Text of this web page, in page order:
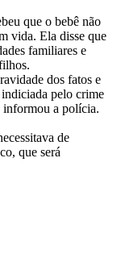
que o bebê não
vida. Ela disse que
familiares e
dos fatos e
pelo crime
a polícia.
de
que será